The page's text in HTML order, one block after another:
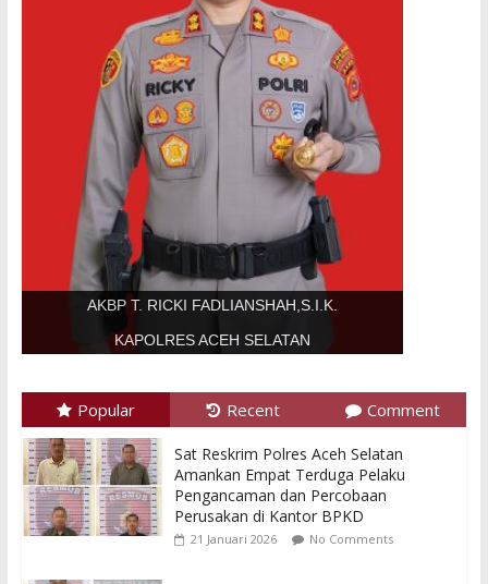
AKBP T. RICKI FADLIANSHAH,S.I.K.
KAPOLRES ACEH SELATAN
Popular Recent Comment
Sat Reskrim Polres Aceh Selatan
Amankan Empat Terduga Pelaku
Pengancaman dan Percobaan
Perusakan di Kantor BPKD
21 Januari 2026 No Comments